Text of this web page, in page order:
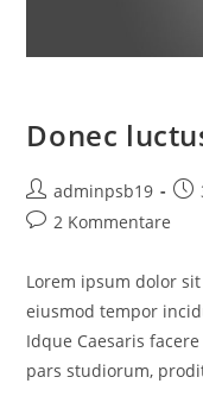
Donec
Beitrags-
Autor:
adminpsb19
Beitrags-
2 Kommentare
Lorem ipsum dolor
eiusmod tempor
Idque Caesaris
pars studiorum,